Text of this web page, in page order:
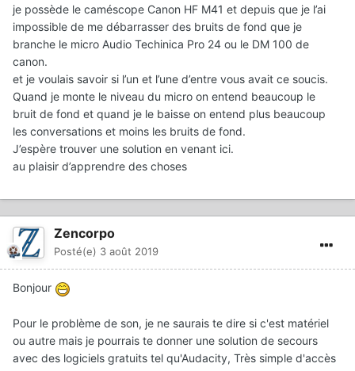
je possède le caméscope Canon HF M41 et depuis que je l’ai
impossible de me débarrasser des bruits de fond que je
branche le micro Audio Techinica Pro 24 ou le DM 100 de
canon.
et je voulais savoir si l’un et l’une d’entre vous avait ce soucis.
Quand je monte le niveau du micro on entend beaucoup le
bruit de fond et quand je le baisse on entend plus beaucoup
les conversations et moins les bruits de fond.
J’espère trouver une solution en venant ici.
au plaisir d’apprendre des choses
Zencorpo
Posté(e) 3 août 2019
Bonjour
Pour le problème de son, je ne saurais te dire si c'est matériel
ou autre mais je pourrais te donner une solution de secours
avec des logiciels gratuits tel qu'Audacity, Très simple d'accès